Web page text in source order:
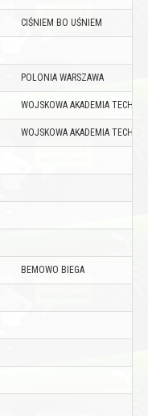
CIŚNIEM BO UŚNIEM
POLONIA WARSZAWA
WOJSKOWA AKADEMIA
WOJSKOWA AKADEMIA
BEMOWO BIEGA